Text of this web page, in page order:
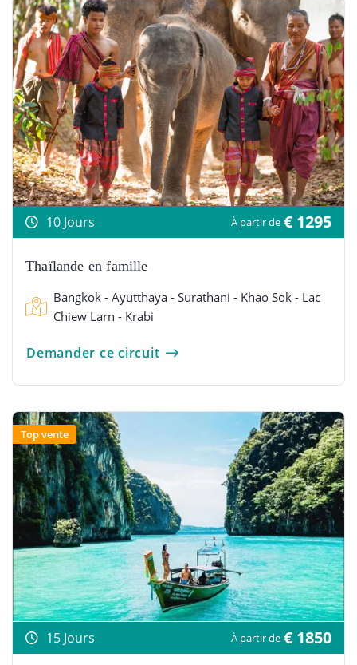
10 Jours À partir de € 1295
Thaïlande en famille
Bangkok - Ayutthaya - Surathani - Khao Sok - Lac
Chiew Larn - Krabi
Demander ce circuit
Top vente
15 Jours À partir de € 1850